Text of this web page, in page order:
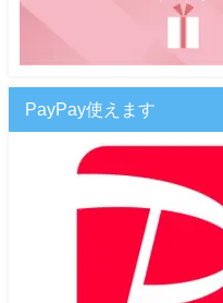
PayPay使えます